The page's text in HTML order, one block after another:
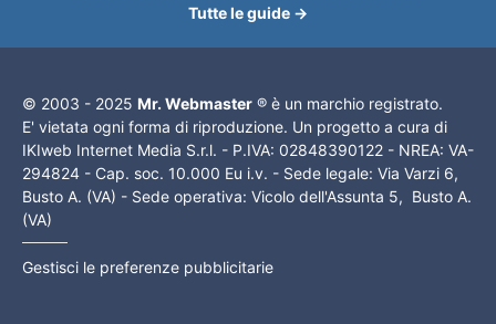
Tutte le guide →
© 2003 - 2025 Mr. Webmaster ® è un marchio registrato.
E' vietata ogni forma di riproduzione. Un progetto a cura di
IKIweb Internet Media S.r.l. - P.IVA: 02848390122 - NREA: VA-
294824 - Cap. soc. 10.000 Eu i.v. - Sede legale: Via Varzi 6,
Busto A. (VA) - Sede operativa: Vicolo dell'Assunta 5, Busto A.
(VA)
Gestisci le preferenze pubblicitarie